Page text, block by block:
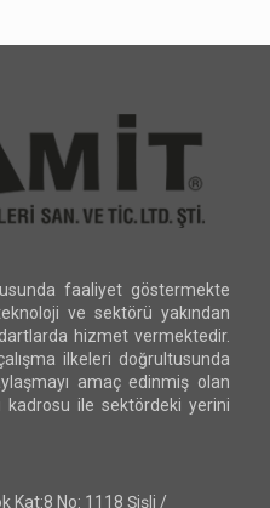
faaliyet göstermekte
ve sektörü yakından
hizmet vermektedir.
ilkeleri doğrultusunda
amaç edinmiş olan
kadrosu ile sektördeki yerini
Kat:8 No: 1118 Şişli /